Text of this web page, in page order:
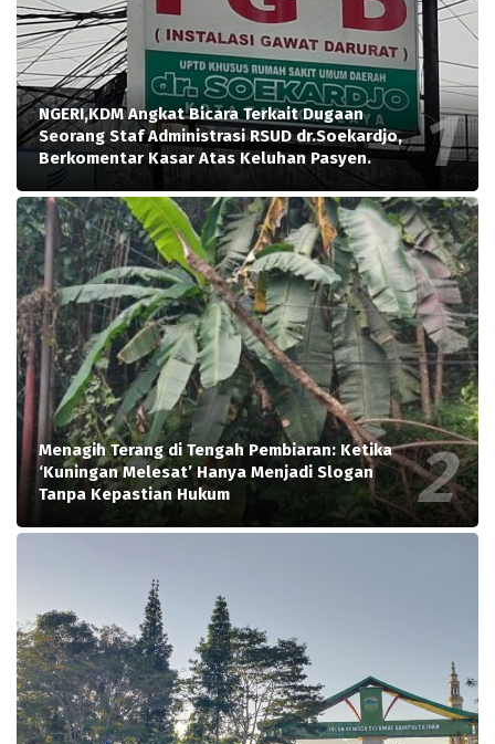
NGERI,KDM Angkat Bicara Terkait Dugaan
Seorang Staf Administrasi RSUD dr.Soekardjo,
Berkomentar Kasar Atas Keluhan Pasyen.
Menagih Terang di Tengah Pembiaran: Ketika
‘Kuningan Melesat’ Hanya Menjadi Slogan
Tanpa Kepastian Hukum